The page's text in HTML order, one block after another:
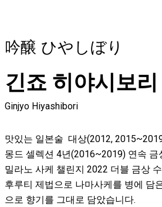
吟醸 ひやしぼり
긴죠 히야시보리
Ginjyo Hiyashibori
맛있는 일본술 대상(2012,
몽드 셀렉션 4년(2016~2019) 연속 금
밀라노 사케 챌린지 2022 더블 금상
후루티 제법으로 나마사케를 병에 담
으로 향기를 그대로 담았습니다.